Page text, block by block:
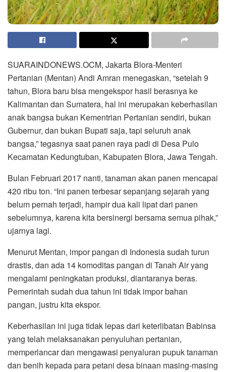
SUARAINDONEWS.OCM, Jakarta Blora-Menteri
Pertanian (Mentan) Andi Amran menegaskan, “setelah 9
tahun, Blora baru bisa mengekspor hasil berasnya ke
Kalimantan dan Sumatera, hal ini merupakan keberhasilan
anak bangsa bukan Kementrian Pertanian sendiri, bukan
Gubernur, dan bukan Bupati saja, tapi seluruh anak
bangsa,” tegasnya saat panen raya padi di Desa Pulo
Kecamatan Kedungtuban, Kabupaten Blora, Jawa Tengah.
Bulan Februari 2017 nanti, tanaman akan panen mencapai
420 ribu ton. “Ini panen terbesar sepanjang sejarah yang
belum pernah terjadi, hampir dua kali lipat dari panen
sebelumnya, karena kita bersinergi bersama semua pihak,”
ujarnya lagi.
Menurut Mentan, impor pangan di Indonesia sudah turun
drastis, dan ada 14 komoditas pangan di Tanah Air yang
mengalami peningkatan produksi, diantaranya beras.
Pemerintah sudah dua tahun ini tidak impor bahan
pangan, justru kita ekspor.
Keberhasilan ini juga tidak lepas dari keterlibatan Babinsa
yang telah melaksanakan penyuluhan pertanian,
memperlancar dan mengawasi penyaluran pupuk tanaman
dan benih kepada para petani desa binaan masing-masing